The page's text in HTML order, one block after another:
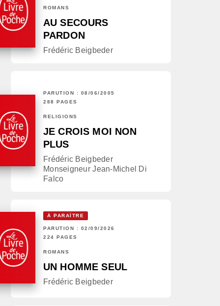
ROMANS
AU SECOURS
PARDON
Frédéric Beigbeder
PARUTION : 08/06/2005
288 PAGES
RELIGIONS
JE CROIS MOI NON
PLUS
Frédéric Beigbeder
Monseigneur Jean-Michel Di
Falco
À PARAÎTRE
PARUTION : 02/09/2026
224 PAGES
ROMANS
UN HOMME SEUL
Frédéric Beigbeder